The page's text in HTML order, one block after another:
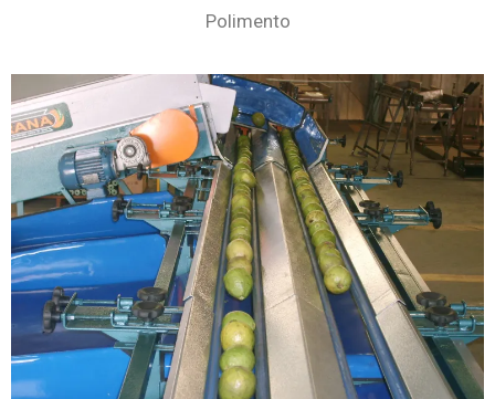
Polimento